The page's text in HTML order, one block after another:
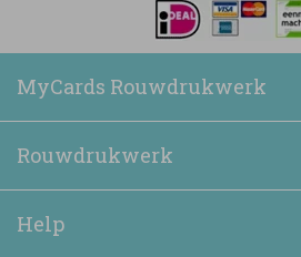
MyCards Rouwdrukwerk
Rouwdrukwerk
Help